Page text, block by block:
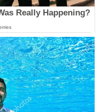
Really Happening?